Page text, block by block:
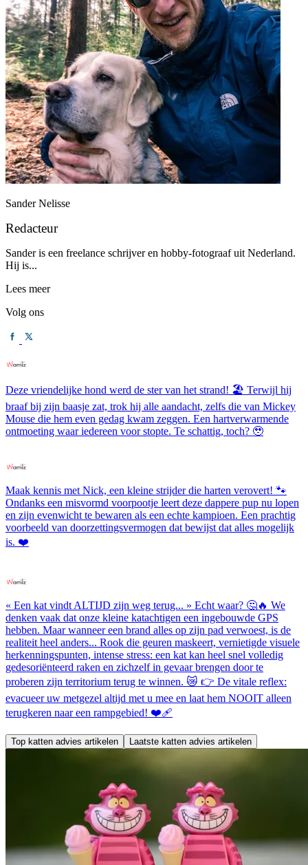
Sander Nelisse
Redacteur
Sander is een freelance schrijver en hobby-fotograaf uit Nederland.
Hij is...
Lees meer
Volg ons
Deze vriendelijke hond werd de ster van het strand! 🏖️ Terwijl hij
braaf bij zijn baasje zat, trok hij alle aandacht, zelfs die van Mickey
Mouse die hem even gedag kwam zeggen. Een hartverwarmende
ontmoeting waar iedereen voor stopte. Te schattig, toch? 🥹
Maak kennis met Nick, een kleine strijder die harten verovert! 🐾
Ondanks een misvormd voorpootje leert deze dappere pup nu lopen
en zijn evenwicht te bewaren als een echte kampioen. Een prachtig
voorbeeld van doorzettingsvermogen dat bewijst dat alles mogelijk
is. ❤️
« Een kat vindt ALTIJD zijn weg terug... » Echt waar? 🤔🔥 We
denken vaak dat onze kleine katachtigen een ingebouwde GPS
hebben. Maar wanneer een brand alles op zijn pad verwoest, is de
realiteit heel anders... Rook die geuren maskeert, vernietigde visuele
herkenningspunten, intense stress: een kat kan heel snel volledig
gedesoriënteerd raken en zichzelf in gevaar brengen door te
proberen zijn territorium terug te winnen. 😿 👉 De vitale reflex:
evacueer uw metgezel altijd met u mee en laat hem NOOIT alleen
terugkeren naar een rampgebied! ❤️‍🩹
Top katten advies artikelen Laatste katten advies artikelen